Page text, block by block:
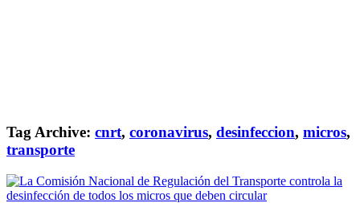
Tag Archive: cnrt, coronavirus, desinfeccion, micros,
transporte